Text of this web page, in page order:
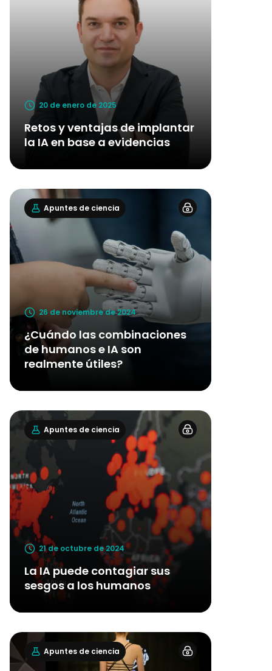
20 de enero de 2025
Retos y ventajas de implantar
la IA en base a evidencias
Apuntes de ciencia
26 de noviembre de 2024
¿Cuándo las combinaciones
de humanos e IA son
realmente útiles?
Apuntes de ciencia
21 de octubre de 2024
La IA puede contagiar sus
sesgos a los humanos
Apuntes de ciencia